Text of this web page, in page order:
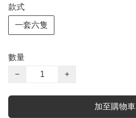
款式
一套六隻
數量
−
+
加至購物車